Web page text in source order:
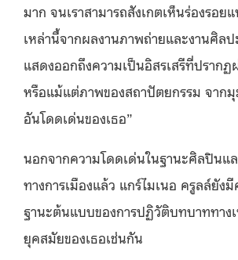
มาก จนเราสามารถสังเกตเห็นร่องรอย
เหล่านี้จากผลงานภาพถ่ายและงานศิลป
แสดงออกถึงความเป็นอิสรเสรีที่ปราก
หรือแม้แต่ภาพของสถาปัตยกรรม จาก
อันโดดเด่นของเธอ”
นอกจากความโดดเด่นในฐานะศิลปินแ
ทางการเมืองแล้ว แกร์ไมเนอ ครูลล์ยัง
ฐานะต้นแบบของการปฏิวัติบทบาททาง
ยุคสมัยของเธอเช่นกัน